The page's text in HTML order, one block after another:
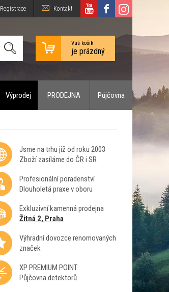
Registrace Kontakt
Váš košík
je prázdný
Výprodej PRODEJNA Půjčovna
Jsme na trhu již od roku 2003
Zboží zasíláme do ČR i SR
Profesionální poradenství
Dlouholetá praxe v oboru
Exkluzivní kamenná prodejna
Žitná 2, Praha
Výhradní dovozce renomovaných
značek
XP PREMIUM POINT
Půjčovna detektorů